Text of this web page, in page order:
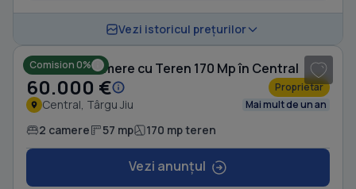
Vezi istoricul prețurilor
Comision 0%
Casă cu 2 camere cu Teren 170 Mp în Central
60.000 € Proprietar
Central, Târgu Jiu Mai mult de un an
2 camere 57 mp 170 mp teren
Vezi anunțul